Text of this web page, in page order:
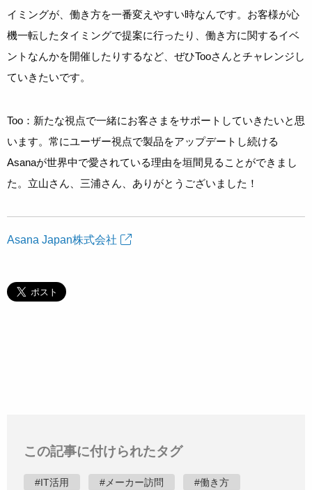
イミングが、働き方を一番変えやすい時なんです。お客様が心
機一転したタイミングで提案に行ったり、働き方に関するイベ
ントなんかを開催したりするなど、ぜひTooさんとチャレンジし
ていきたいです。
Too：新たな視点で一緒にお客さまをサポートしていきたいと思
います。常にユーザー視点で製品をアップデートし続ける
Asanaが世界中で愛されている理由を垣間見ることができまし
た。立山さん、三浦さん、ありがとうございました！
Asana Japan株式会社
この記事に付けられたタグ
#IT活用 #メーカー訪問 #働き方